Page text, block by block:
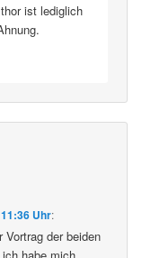
ist lediglich
Uhr:
der beiden